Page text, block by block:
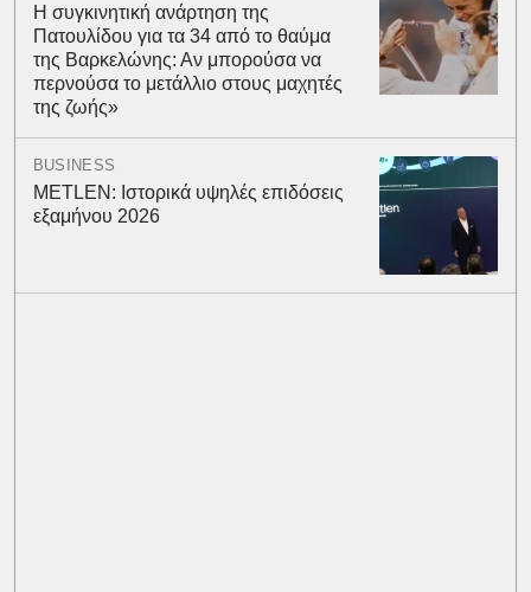
Η συγκινητική ανάρτηση της
Πατουλίδου για τα 34 από το θαύμα
της Βαρκελώνης: Αν μπορούσα να
περνούσα το μετάλλιο στους μαχητές
της ζωής»
BUSINESS
METLEN: Ιστορικά υψηλές επιδόσεις
εξαμήνου 2026